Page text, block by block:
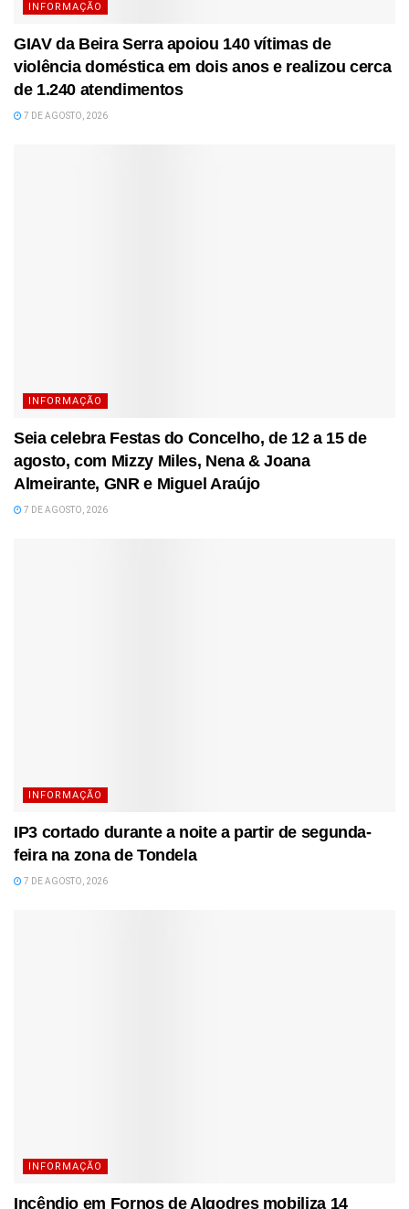
INFORMAÇÃO
GIAV da Beira Serra apoiou 140 vítimas de
violência doméstica em dois anos e realizou cerca
de 1.240 atendimentos
7 DE AGOSTO, 2026
INFORMAÇÃO
Seia celebra Festas do Concelho, de 12 a 15 de
agosto, com Mizzy Miles, Nena & Joana
Almeirante, GNR e Miguel Araújo
7 DE AGOSTO, 2026
INFORMAÇÃO
IP3 cortado durante a noite a partir de segunda-
feira na zona de Tondela
7 DE AGOSTO, 2026
INFORMAÇÃO
Incêndio em Fornos de Algodres mobiliza 14